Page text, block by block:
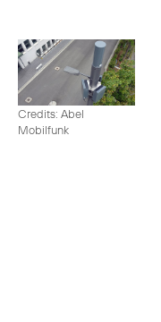
Credits: Abel
Mobilfunk